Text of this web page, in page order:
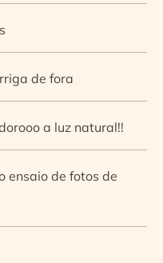
de fora
a luz natural!!
ensaio de fotos de